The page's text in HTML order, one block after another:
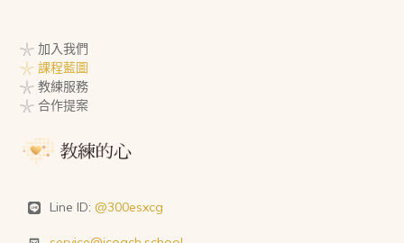
𓇼 加入我們
𓇼 課程藍圖
𓇼 教練服務
𓇼 合作提案
Line ID: @300esxcg